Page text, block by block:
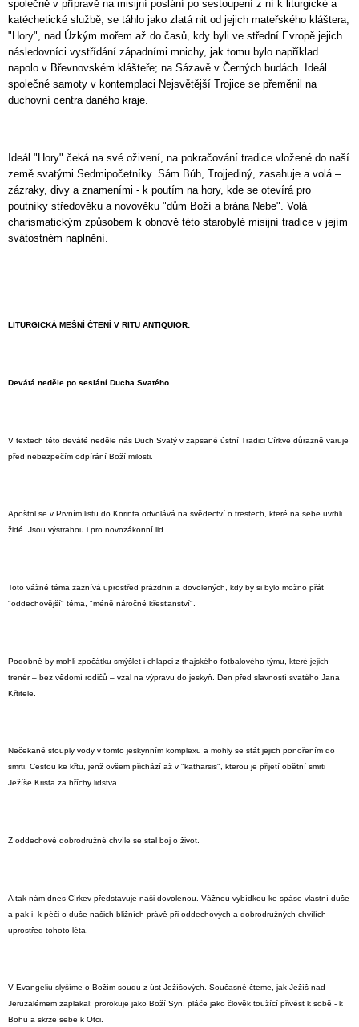
společně v přípravě na misijní poslání po sestoupení z ní k liturgické a
katéchetické službě, se táhlo jako zlatá nit od jejich mateřského kláštera,
"Hory", nad Úzkým mořem až do časů, kdy byli ve střední Evropě jejich
následovníci vystřídání západními mnichy, jak tomu bylo například
napolo v Břevnovském klášteře; na Sázavě v Černých budách. Ideál
společné samoty v kontemplaci Nejsvětější Trojice se přeměnil na
duchovní centra daného kraje.
Ideál "Hory" čeká na své oživení, na pokračování tradice vložené do naší
země svatými Sedmipočetníky. Sám Bůh, Trojjediný, zasahuje a volá –
zázraky, divy a znameními - k poutím na hory, kde se otevírá pro
poutníky středověku a novověku "dům Boží a brána Nebe". Volá
charismatickým způsobem k obnově této starobylé misijní tradice v jejím
svátostném naplnění.
LITURGICKÁ MEŠNÍ ČTENÍ V RITU ANTIQUIOR:
Devátá neděle po seslání Ducha Svatého
V textech této deváté neděle nás Duch Svatý v zapsané ústní Tradici Církve důrazně varuje
před nebezpečím odpírání Boží milosti.
Apoštol se v Prvním listu do Korinta odvolává na svědectví o trestech, které na sebe uvrhli
židé. Jsou výstrahou i pro novozákonní lid.
Toto vážné téma zaznívá uprostřed prázdnin a dovolených, kdy by si bylo možno přát
"oddechovější" téma, "méně náročné křesťanství".
Podobně by mohli zpočátku smýšlet i chlapci z thajského fotbalového týmu, které jejich
trenér – bez vědomí rodičů – vzal na výpravu do jeskyň. Den před slavností svatého Jana
Křtitele.
Nečekaně stouply vody v tomto jeskynním komplexu a mohly se stát jejich ponořením do
smrti. Cestou ke křtu, jenž ovšem přichází až v "katharsis", kterou je přijetí obětní smrti
Ježíše Krista za hříchy lidstva.
Z oddechově dobrodružné chvíle se stal boj o život.
A tak nám dnes Církev představuje naši dovolenou. Vážnou vybídkou ke spáse vlastní duše
a pak i k péči o duše našich bližních právě při oddechových a dobrodružných chvílích
uprostřed tohoto léta.
V Evangeliu slyšíme o Božím soudu z úst Ježíšových. Současně čteme, jak Ježíš nad
Jeruzalémem zaplakal: prorokuje jako Boží Syn, pláče jako člověk toužící přivést k sobě - k
Bohu a skrze sebe k Otci.